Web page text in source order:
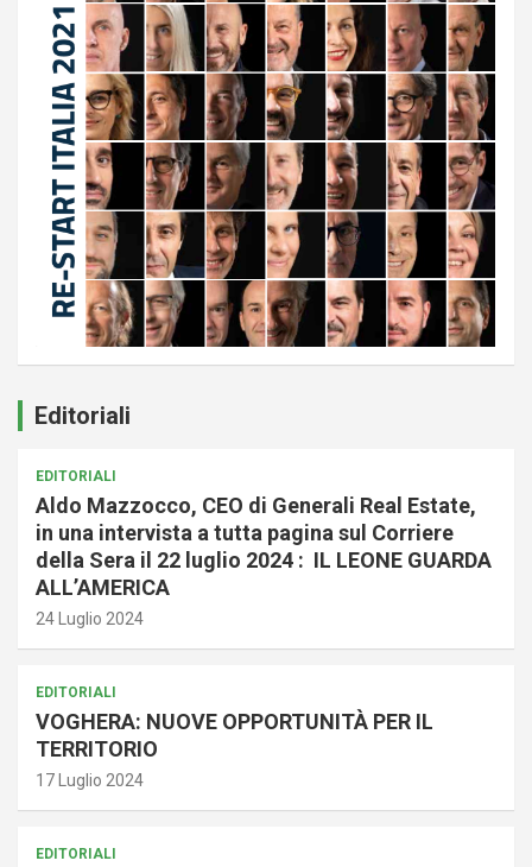
Editoriali
EDITORIALI
Aldo Mazzocco, CEO di Generali Real Estate,
in una intervista a tutta pagina sul Corriere
della Sera il 22 luglio 2024 : IL LEONE GUARDA
ALL’AMERICA
24 Luglio 2024
EDITORIALI
VOGHERA: NUOVE OPPORTUNITÀ PER IL
TERRITORIO
17 Luglio 2024
EDITORIALI